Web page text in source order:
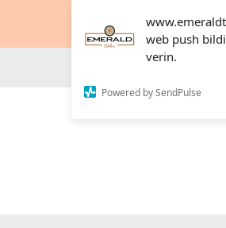
web push
verin.
Powered by SendPulse